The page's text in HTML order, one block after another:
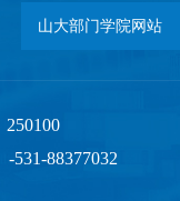
山大部门学院网站
531-88377032